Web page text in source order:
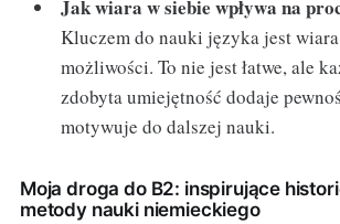
Jak wiara w siebie wpływa na
Kluczem do nauki języka jest wiara
możliwości. To nie jest łatwe, ale
zdobyta umiejętność dodaje
motywuje do dalszej nauki.
Moja droga do B2: inspirujące
metody nauki niemieckiego